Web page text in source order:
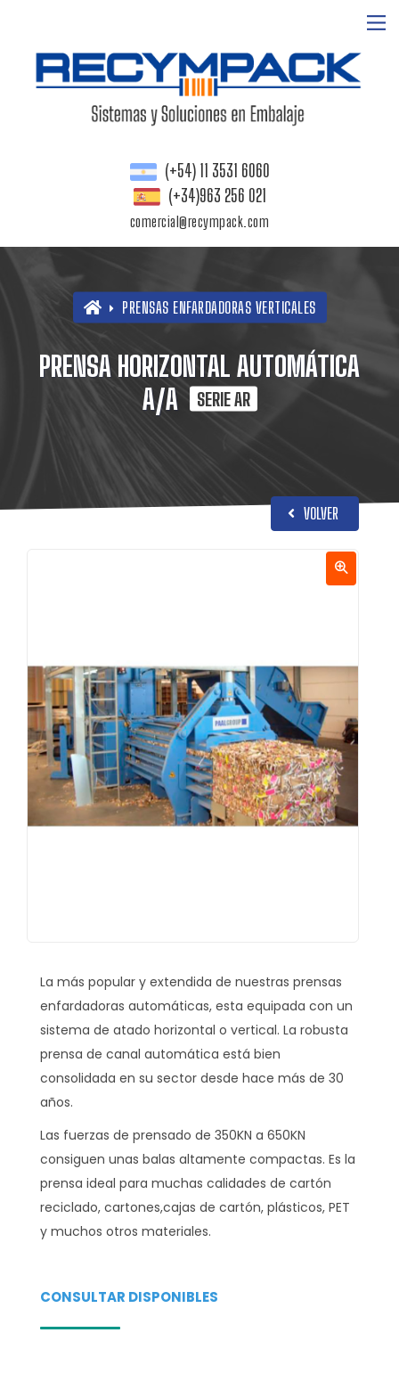
(+54) 11 3531 6060
(+34)963 256 021
comercial@recympack.com
PRENSAS ENFARDADORAS VERTICALES
PRENSA HORIZONTAL AUTOMÁTICA
A/A
SERIE AR
VOLVER
La más popular y extendida de nuestras prensas
enfardadoras automáticas, esta equipada con un
sistema de atado horizontal o vertical. La robusta
prensa de canal automática está bien
consolidada en su sector desde hace más de 30
años.
Las fuerzas de prensado de 350KN a 650KN
consiguen unas balas altamente compactas. Es la
prensa ideal para muchas calidades de cartón
reciclado, cartones,cajas de cartón, plásticos, PET
y muchos otros materiales.
CONSULTAR DISPONIBLES